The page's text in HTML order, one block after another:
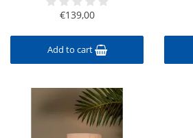
€139,00
Add to cart